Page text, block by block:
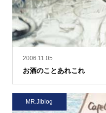
2006.11.05
お酒のことあれこれ
MR.Jiblog